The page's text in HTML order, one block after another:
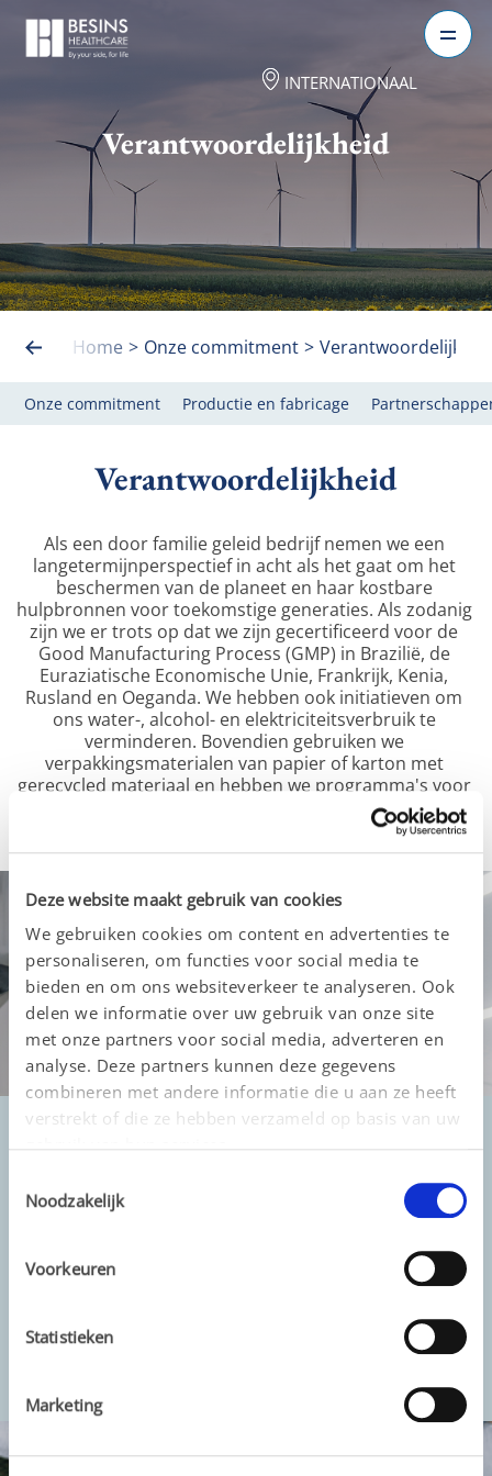
Deze website maakt gebruik van cookies
We gebruiken cookies om content en advertenties te
personaliseren, om functies voor social media te
bieden en om ons websiteverkeer te analyseren. Ook
delen we informatie over uw gebruik van onze site
met onze partners voor social media, adverteren en
analyse. Deze partners kunnen deze gegevens
combineren met andere informatie die u aan ze heeft
verstrekt of die ze hebben verzameld op basis van uw
Noodzakelijk
Voorkeuren
Statistieken
Marketing
INTERNATIONAAL
Verantwoordelijkheid
Home > Onze commitment >
Onze commitment Productie en fabricage
Verantwoordelijkheid
Als een door familie geleid bedrijf nemen we een
langetermijnperspectief in acht als het gaat om het
beschermen van de planeet en haar kostbare
hulpbronnen voor toekomstige generaties. Als zodanig
zijn we er trots op dat we zijn gecertificeerd voor de
Good Manufacturing Process (GMP) in Brazilië, de
Euraziatische Economische Unie, Frankrijk, Kenia,
Rusland en Oeganda. We hebben ook initiatieven om
ons water-, alcohol- en elektriciteitsverbruik te
verminderen. Bovendien gebruiken we
verpakkingsmaterialen van papier of karton met
gerecycled materiaal en hebben we programma's voor
afvalvalorisatie met herstelkanalen.
Wij zijn toegewijd aan het produceren